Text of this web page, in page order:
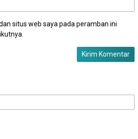
situs web saya pada peramban ini